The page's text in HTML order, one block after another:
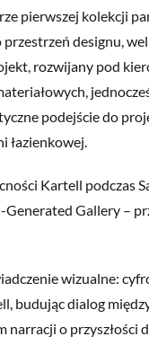
pierwszej kolekcji
designu,
rozwijany pod
podejście do
łazienkowej.
Kartell podczas
Gallery –
wizualne:
budując dialog
o przyszłości